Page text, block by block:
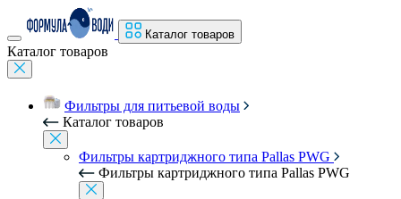
Каталог товаров
Каталог товаров
Фильтры для питьевой воды
Каталог товаров
Фильтры картриджного типа Pallas PWG
Фильтры картриджного типа Pallas PWG